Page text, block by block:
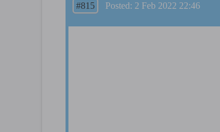
#815 Posted: 2 Feb 2022 22:46